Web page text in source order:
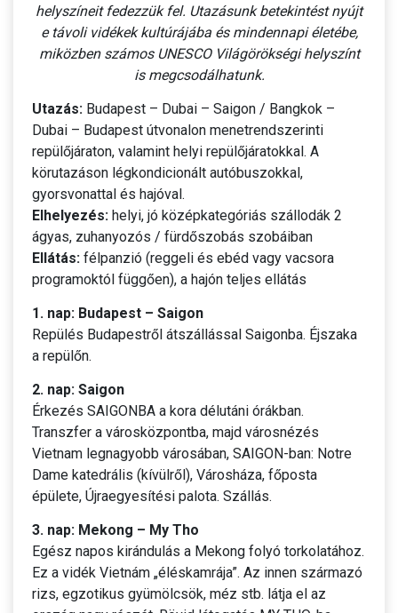
helyszíneit fedezzük fel. Utazásunk betekintést nyújt
e távoli vidékek kultúrájába és mindennapi életébe,
miközben számos UNESCO Világörökségi helyszínt
is megcsodálhatunk.
Utazás: Budapest – Dubai – Saigon / Bangkok –
Dubai – Budapest útvonalon menetrendszerinti
repülőjáraton, valamint helyi repülőjáratokkal. A
körutazáson légkondicionált autóbuszokkal,
gyorsvonattal és hajóval.
Elhelyezés: helyi, jó középkategóriás szállodák 2
ágyas, zuhanyozós / fürdőszobás szobáiban
Ellátás: félpanzió (reggeli és ebéd vagy vacsora
programoktól függően), a hajón teljes ellátás
1. nap: Budapest – Saigon
Repülés Budapestről átszállással Saigonba. Éjszaka
a repülőn.
2. nap: Saigon
Érkezés SAIGONBA a kora délutáni órákban.
Transzfer a városközpontba, majd városnézés
Vietnam legnagyobb városában, SAIGON-ban: Notre
Dame katedrális (kívülről), Városháza, főposta
épülete, Újraegyesítési palota. Szállás.
3. nap: Mekong – My Tho
Egész napos kirándulás a Mekong folyó torkolatához.
Ez a vidék Vietnám „éléskamrája”. Az innen származó
rizs, egzotikus gyümölcsök, méz stb. látja el az